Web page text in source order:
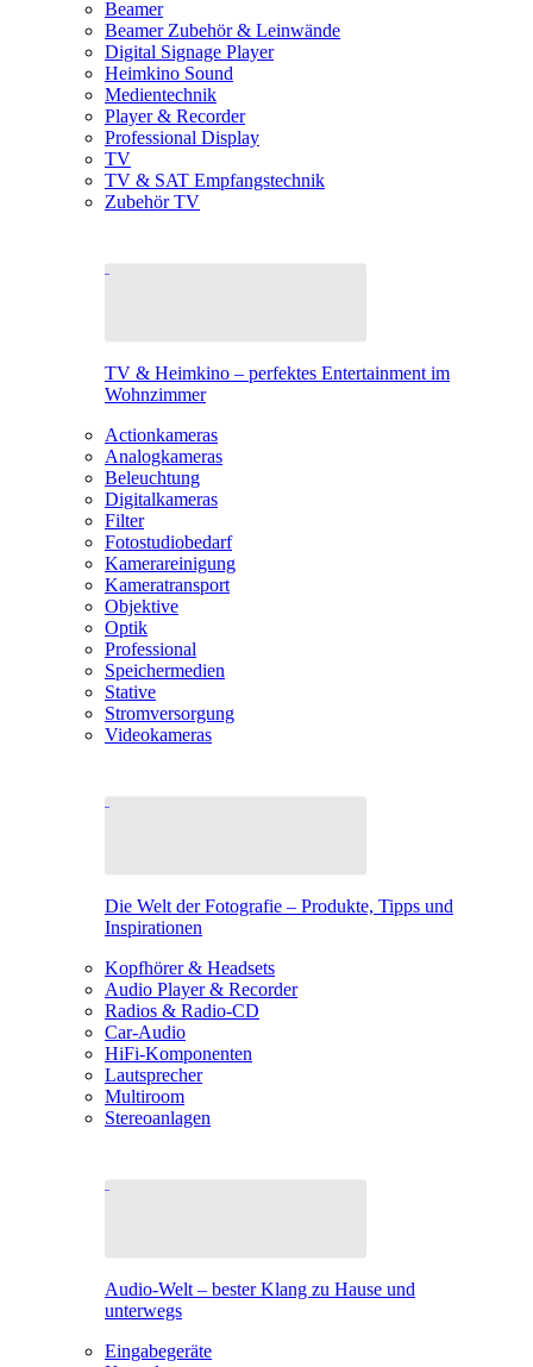
Beamer
Beamer Zubehör & Leinwände
Digital Signage Player
Heimkino Sound
Medientechnik
Player & Recorder
Professional Display
TV
TV & SAT Empfangstechnik
Zubehör TV
TV & Heimkino – perfektes Entertainment im
Wohnzimmer
Actionkameras
Analogkameras
Beleuchtung
Digitalkameras
Filter
Fotostudiobedarf
Kamerareinigung
Kameratransport
Objektive
Optik
Professional
Speichermedien
Stative
Stromversorgung
Videokameras
Die Welt der Fotografie – Produkte, Tipps und
Inspirationen
Kopfhörer & Headsets
Audio Player & Recorder
Radios & Radio-CD
Car-Audio
HiFi-Komponenten
Lautsprecher
Multiroom
Stereoanlagen
Audio-Welt – bester Klang zu Hause und
unterwegs
Eingabegeräte